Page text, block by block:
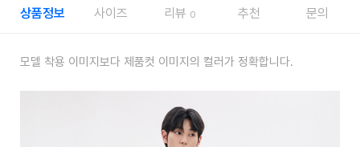
상품정보 사이즈 리뷰 0 추천 문의
모델 착용 이미지보다 제품컷 이미지의 컬러가 정확합니다.